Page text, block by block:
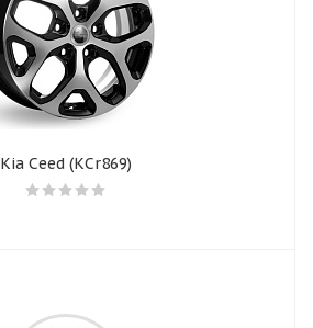
Kia Ceed (КСr869)